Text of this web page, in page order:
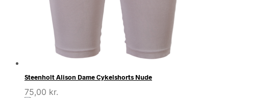
Steenholt Alison Dame Cykelshorts Nude
75,00 kr.